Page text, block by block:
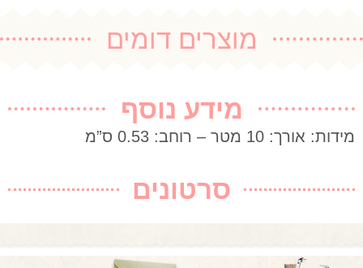
מוצרים דומים
מידע נוסף
מידות: אורך: 10 מטר – רוחב: 0.53 ס”מ
סרטונים